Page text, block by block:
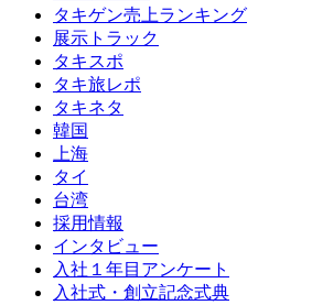
タキゲン売上ランキング
展示トラック
タキスポ
タキ旅レポ
タキネタ
韓国
上海
タイ
台湾
採用情報
インタビュー
入社１年目アンケート
入社式・創立記念式典